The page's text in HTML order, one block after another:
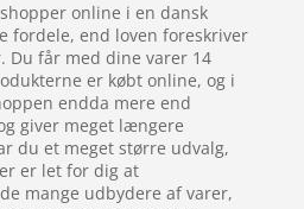
online i en dansk
fordele, end loven foreskriver
Du får med dine varer 14
er købt online, og i
endda mere end
giver meget længere
du et meget større udvalg,
er let for dig at
mange udbydere af varer,